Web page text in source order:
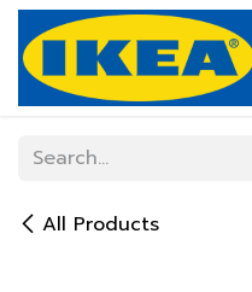
Skip to Content
All Products